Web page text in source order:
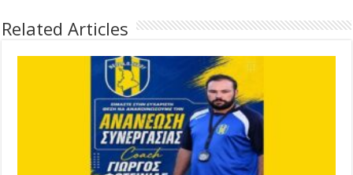
Related Articles